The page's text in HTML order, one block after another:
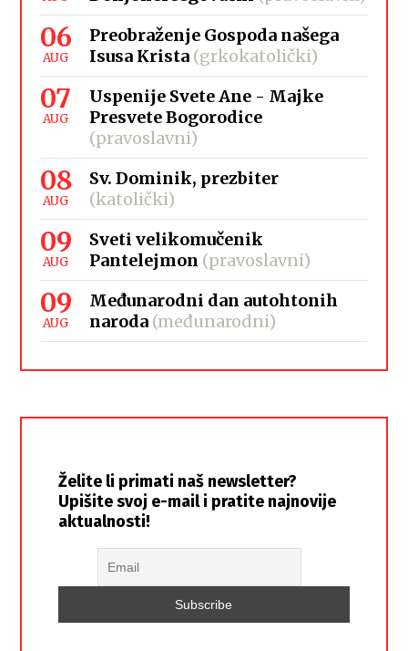
06
AUG
Preobraženje Gospoda našega
Isusa Krista (grkokatolički)
07
AUG
Uspenije Svete Ane - Majke
Presvete Bogorodice
(pravoslavni)
08
AUG
Sv. Dominik, prezbiter
(katolički)
09
AUG
Sveti velikomučenik
Pantelejmon (pravoslavni)
09
AUG
Međunarodni dan autohtonih
naroda (međunarodni)
Želite li primati naš newsletter?
Upišite svoj e-mail i pratite najnovije
aktualnosti!